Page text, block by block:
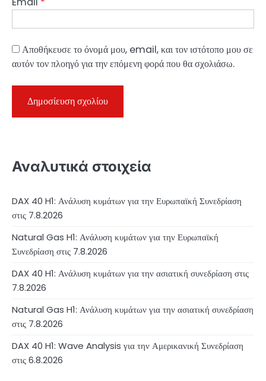
Αποθήκευσε το όνομά μου, email, και τον ιστότοπο μου σε
αυτόν τον πλοηγό για την επόμενη φορά που θα σχολιάσω.
Αναλυτικά στοιχεία
DAX 40 H1: Ανάλυση κυμάτων για την Ευρωπαϊκή Συνεδρίαση
στις 7.8.2026
Natural Gas H1: Ανάλυση κυμάτων για την Ευρωπαϊκή
Συνεδρίαση στις 7.8.2026
DAX 40 H1: Ανάλυση κυμάτων για την ασιατική συνεδρίαση στις
7.8.2026
Natural Gas H1: Ανάλυση κυμάτων για την ασιατική συνεδρίαση
στις 7.8.2026
DAX 40 H1: Wave Analysis για την Αμερικανική Συνεδρίαση
στις 6.8.2026